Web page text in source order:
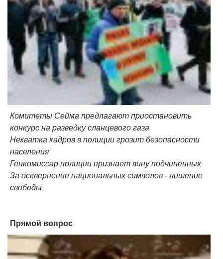
Комитеты Сейма предлагают приостановить
конкурс на разведку сланцевого газа
Нехватка кадров в полиции грозит безопасности
населения
Генкомиссар полиции признает вину подчиненных
За осквернение национальных символов - лишение
свободы
Прямой вопрос